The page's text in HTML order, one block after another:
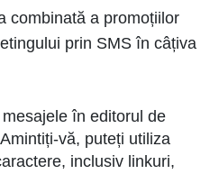
combinată a promoțiilor
prin SMS în câțiva
în editorul de
vă, puteți utiliza
inclusiv linkuri,